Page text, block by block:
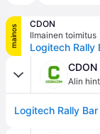
mainos
CDON
Ilmainen toimitus
CDON
Alin